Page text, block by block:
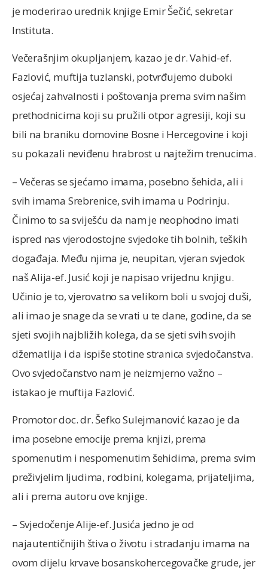
je moderirao urednik knjige Emir Šečić, sekretar
Instituta.
Večerašnjim okupljanjem, kazao je dr. Vahid-ef.
Fazlović, muftija tuzlanski, potvrđujemo duboki
osjećaj zahvalnosti i poštovanja prema svim našim
prethodnicima koji su pružili otpor agresiji, koji su
bili na braniku domovine Bosne i Hercegovine i koji
su pokazali neviđenu hrabrost u najtežim trenucima.
– Večeras se sjećamo imama, posebno šehida, ali i
svih imama Srebrenice, svih imama u Podrinju.
Činimo to sa sviješću da nam je neophodno imati
ispred nas vjerodostojne svjedoke tih bolnih, teških
događaja. Među njima je, neupitan, vjeran svjedok
naš Alija-ef. Jusić koji je napisao vrijednu knjigu.
Učinio je to, vjerovatno sa velikom boli u svojoj duši,
ali imao je snage da se vrati u te dane, godine, da se
sjeti svojih najbližih kolega, da se sjeti svih svojih
džematlija i da ispiše stotine stranica svjedočanstva.
Ovo svjedočanstvo nam je neizmjerno važno –
istakao je muftija Fazlović.
Promotor doc. dr. Šefko Sulejmanović kazao je da
ima posebne emocije prema knjizi, prema
spomenutim i nespomenutim šehidima, prema svim
preživjelim ljudima, rodbini, kolegama, prijateljima,
ali i prema autoru ove knjige.
– Svjedočenje Alije-ef. Jusića jedno je od
najautentičnijih štiva o životu i stradanju imama na
ovom dijelu krvave bosanskohercegovačke grude, jer